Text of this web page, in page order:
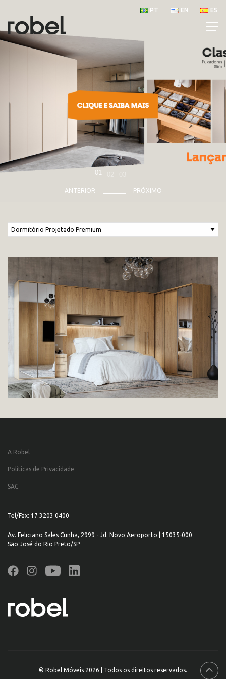
PT EN ES
ANTERIOR PRÓXIMO
01
A Robel
Políticas de Privacidade
SAC
Tel/Fax: 17 3203 0400
Av. Feliciano Sales Cunha, 2999 - Jd. Novo Aeroporto | 15035-000
São José do Rio Preto/SP
® Robel Móveis 2026 | Todos os direitos reservados.